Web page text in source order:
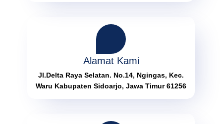
Alamat Kami
Jl.Delta Raya Selatan. No.14, Ngingas, Kec.
Waru Kabupaten Sidoarjo, Jawa Timur 61256